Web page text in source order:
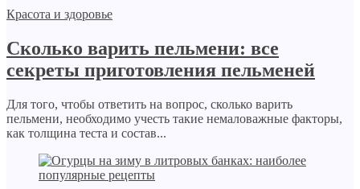
Красота и здоровье
Сколько варить пельмени: все
секреты приготовления пельменей
Для того, чтобы ответить на вопрос, сколько варить
пельмени, необходимо учесть такие немаловажные факторы,
как толщина теста и состав...